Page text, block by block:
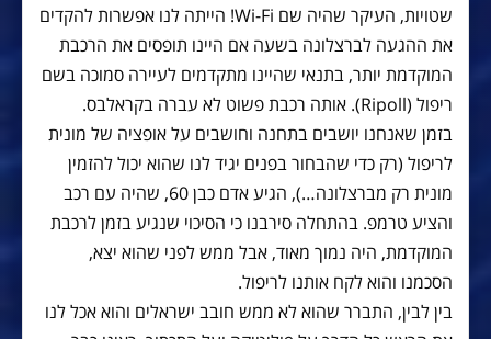
שטויות, העיקר שהיה שם Wi-Fi! הייתה לנו אפשרות להקדים
את ההגעה לברצלונה בשעה אם היינו תופסים את הרכבת
המוקדמת יותר, בתנאי שהיינו מתקדמים לעיירה סמוכה בשם
ריפול (Ripoll). אותה רכבת פשוט לא עברה בקראלבס.
בזמן שאנחנו יושבים בתחנה וחושבים על אופציה של מונית
לריפול (רק כדי שהבחור בפנים יגיד לנו שהוא יכול להזמין
מונית רק מברצלונה…), הגיע אדם כבן 60, שהיה עם רכב
והציע טרמפ. בהתחלה סירבנו כי הסיכוי שנגיע בזמן לרכבת
המוקדמת, היה נמוך מאוד, אבל ממש לפני שהוא יצא,
הסכמנו והוא לקח אותנו לריפול.
בין לבין, התברר שהוא לא ממש חובב ישראלים והוא אכל לנו